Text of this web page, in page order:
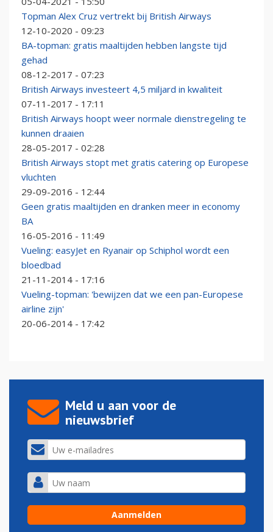
Topman Alex Cruz vertrekt bij British Airways
12-10-2020 - 09:23
BA-topman: gratis maaltijden hebben langste tijd
gehad
08-12-2017 - 07:23
British Airways investeert 4,5 miljard in kwaliteit
07-11-2017 - 17:11
British Airways hoopt weer normale dienstregeling te
kunnen draaien
28-05-2017 - 02:28
British Airways stopt met gratis catering op Europese
vluchten
29-09-2016 - 12:44
Geen gratis maaltijden en dranken meer in economy
BA
16-05-2016 - 11:49
Vueling: easyJet en Ryanair op Schiphol wordt een
bloedbad
21-11-2014 - 17:16
Vueling-topman: 'bewijzen dat we een pan-Europese
airline zijn'
20-06-2014 - 17:42
Meld u aan voor de
nieuwsbrief